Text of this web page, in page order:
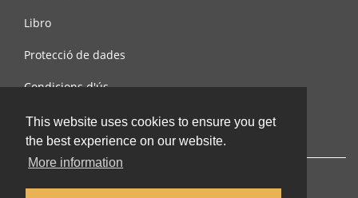
This website uses cookies to ensure you get
the best experience on our website.
More information
Libro
Protecció de dades
Condicions d'ús
Contacta amb nosaltres